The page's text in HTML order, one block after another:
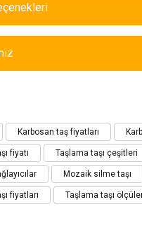
Karbosan taş fiyatları
fiyatı Taşlama taşı çeşitleri
Mozaik silme taşı
fiyatları Taşlama taşı